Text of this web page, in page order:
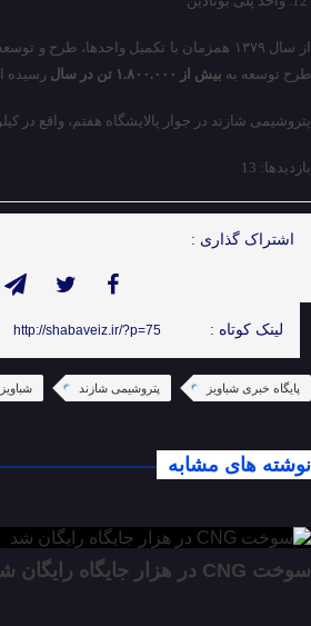
طرح توسعه به بیش از ۱.۸۰۰.۰۰۰ تن در سال رسیده است.
پتروشیمی شازند در جوار پالایشگاه هفتم، واقع در کیلومتر۲۲ جاده اراک-بروجرد و در زمینی به مساحت بالغ بر۵۲۳ هکتار احداث گردیده است. این مجتمع مشتمل بر۱۷ واحد تولیدی، به انضمام واحدهای سرویس های جانبی و
بازدیدها: 13
اشتراک گذاری :
لینک کوتاه : http://shabaveiz.ir/?p=75
پایگاه خبری شباویز پتروشیمی شازند شباویز
نوشته های مشابه
سوخت CNG در هزار جایگاه رایگان شد